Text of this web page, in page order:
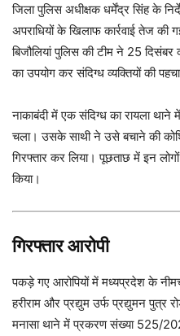
जिला पुलिस अधीक्षक धर्मेंद्र सिंह के
अपराधियों के खिलाफ कार्रवाई तेज
बिजौलियां पुलिस की टीम ने 25 दिसंबर
का उपयोग कर संदिग्ध व्यक्तियों की
नाकाबंदी में एक संदिग्ध का रायला थाने
चला। उसके साथी ने उसे बचाने की
गिरफ्तार कर लिया। पूछताछ में इन
किया।
गिरफ्तार आरोपी
पकड़े गए आरोपियों में मध्यप्रदेश के
हरीराम और प्रद्युम उर्फ प्रद्युमन पुत्र
मनासा थाने में प्रकरण संख्या 525/